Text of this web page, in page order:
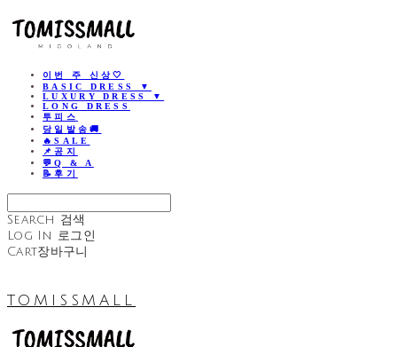
이번 주 신상🤍
BASIC DRESS ▼
LUXURY DRESS ▼
LONG DRESS
투피스
당일발송🚚
🔥SALE
📌공지
💬Q & A
📝후기
Search 검색
Log In 로그인
Cart장바구니
TOMISSMALL